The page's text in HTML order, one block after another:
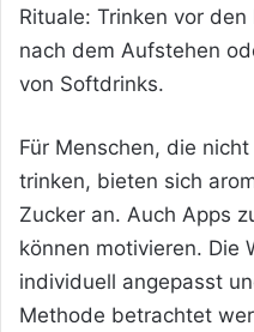
Rituale: Trinken vor
nach dem Aufstehen
von Softdrinks.
Für Menschen, die
trinken, bieten sich
Zucker an. Auch Apps
können motivieren. Die
individuell angepasst
Methode betrachtet